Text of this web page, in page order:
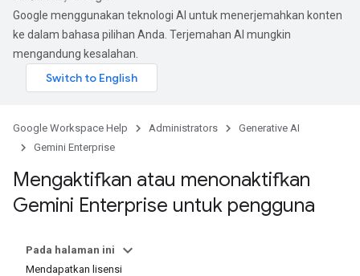
Google menggunakan teknologi AI untuk menerjemahkan konten
ke dalam bahasa pilihan Anda. Terjemahan AI mungkin
mengandung kesalahan.
Google Workspace Help Administrators
Generative AI
Gemini Enterprise
Mengaktifkan atau menonaktifkan
Gemini Enterprise untuk pengguna
Pada halaman ini
Mendapatkan lisensi